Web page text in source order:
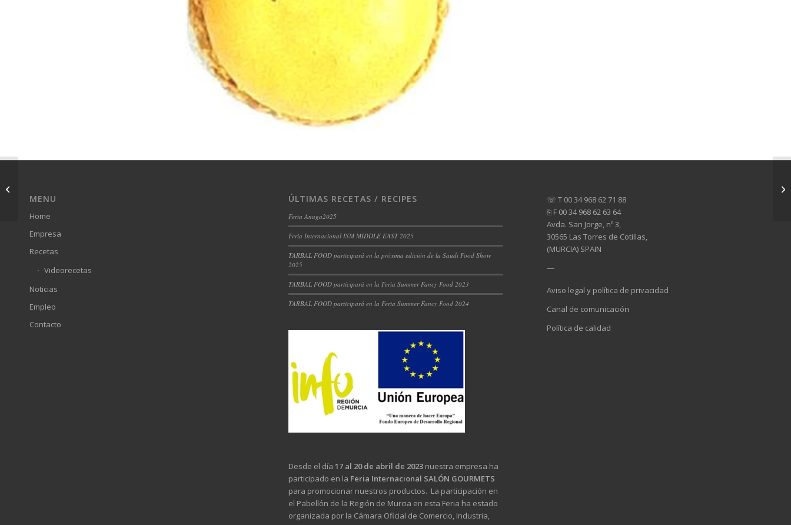
MENU
Home
Empresa
Recetas
Videorecetas
Noticias
Empleo
Contacto
ÚLTIMAS RECETAS / RECIPES
Feria Anuga2025
Feria Internacional ISM MIDDLE EAST 2025
TARBAL FOOD participará en la próxima edición de la Saudi Food Show
2025
TARBAL FOOD participará en la Feria Summer Fancy Food 2023
TARBAL FOOD participará en la Feria Summer Fancy Food 2024
Desde el día 17 al 20 de abril de 2023nuestra empresa ha
participado en la Feria Internacional SALÓN GOURMETS
para promocionar nuestros productos. La participación en
el Pabellón de la Región de Murcia en esta Feria ha estado
organizada por la Cámara Oficial de Comercio, Industria,
☏ T 00 34 968 62 71 88
⎘ F 00 34 968 62 63 64
Avda. San Jorge, nº 3,
30565 Las Torres de Cotillas,
(MURCIA) SPAIN
—
Aviso legal y política de privacidad
Canal de comunicación
Política de calidad
framboise